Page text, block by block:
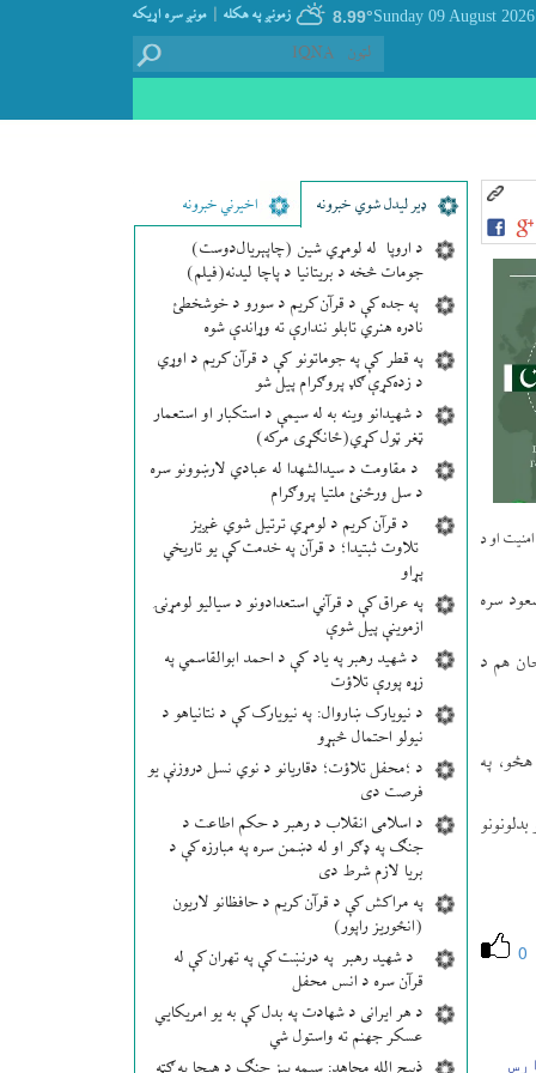
مونږ سره اړيکه | زمونږ په هکله 8.99°
ډير لیدل شوي خبرونه اخیرني خبرونه
د اروپا له لومړي شین (چاپېریال‌دوست)
جومات څخه د بریتانیا د پاچا لیدنه(فیلم)
په جده کې د قرآن کریم د سورو د خوشخطئ
نادره هنري تابلو نندارې ته وړاندې شوه
په قطر کې په جوماتونو کې د قرآن کریم د اوړي
د زده‌کړې ګډ پروګرام پیل شو
د شهیدانو وینه به له سیمې د استکبار او استعمار
ټغر ټول کړي(ځانګړی مرکه)
د مقاومت د سیدالشهدا له عبادي لارښوونو سره
د سل ورځنئ ملتیا پروګرام
د قرآن کریم د لومړي ترتیل شوي غږیز
تلاوت ثبتیدا؛ د قرآن په خدمت کې یو تاریخي
پړاو
په عراق کې د قرآني استعدادونو د سیالیو لومړنۍ
ازموینې پیل شوې
د شهید رهبر په یاد کې د احمد ابوالقاسمي په
زړه پورې تلاؤت
د نیویارک ښاروال: په نیویارک کې د نتانیاهو د
نیولو احتمال څېړو
د ؛محفل تلاؤت؛ دقاریانو د نوي نسل دروزنې یو
فرصت دی
د اسلامی انقلاب د رهبر د حکم اطاعت د
جنګ په ډګر او له دښمن سره په مبارزه کې د
بریا لازم شرط دی
په مراکش کې د قرآن کریم د حافظانو لاریون
(انځوریز راپور)
د شهید رهبر په درنښت کې په تهران کې له
قرآن سره د انس محفل
د هر ایرانی د شهادت په بدل کې به یو امریکایي
عسکر جهنم ته واستول شي
او د
سره
هم د
په
0